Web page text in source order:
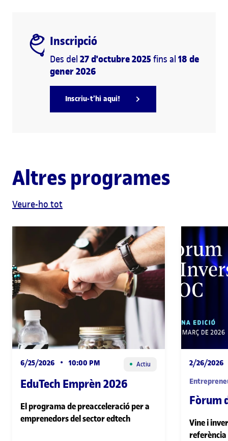
Inscripció
Des del 27 d'octubre 2025fins al 18 de
gener 2026
Inscriu-t’hi aqui!
Altres programes
Veure-ho tot
6/25/2026 • 10:00 PM Actiu
EduTech Emprèn 2026
El programa de preacceleració per a
emprenedors del sector edtech
2/26/2026
Fòrum
Vine i
referència